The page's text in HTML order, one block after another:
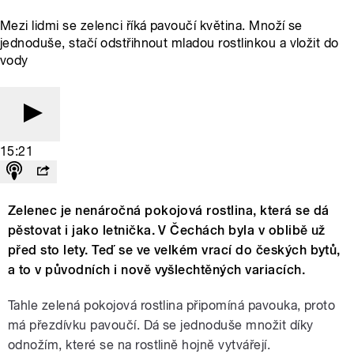
Mezi lidmi se zelenci říká pavoučí květina. Množí se
jednoduše, stačí odstřihnout mladou rostlinkou a vložit do
vody
15:21
Zelenec je nenáročná pokojová rostlina, která se dá
pěstovat i jako letnička. V Čechách byla v oblibě už
před sto lety. Teď se ve velkém vrací do českých bytů,
a to v původních i nově vyšlechtěných variacích.
Tahle zelená pokojová rostlina připomíná pavouka, proto
má přezdívku pavoučí. Dá se jednoduše množit díky
odnožím, které se na rostlině hojně vytvářejí.